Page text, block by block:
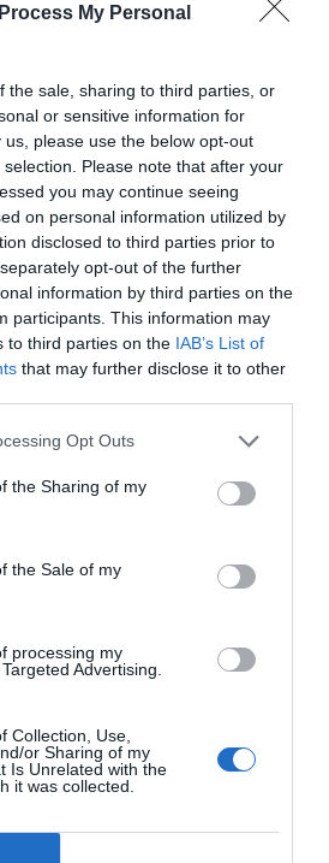
My Personal
the sale, sharing to third parties, or
or sensitive information for
please use the below opt-out
Please note that after your
you may continue seeing
on personal information utilized by
disclosed to third parties prior to
opt-out of the further
information by third parties on the
participants. This information may
to third parties on the IAB’s List of
that may further disclose it to other
Opt Outs
the Sharing of my
the Sale of my
processing my
Advertising.
Collection, Use,
or Sharing of my
Is Unrelated with the
it was collected.
0
next post
VENATÓRIO EM MIRANDELA